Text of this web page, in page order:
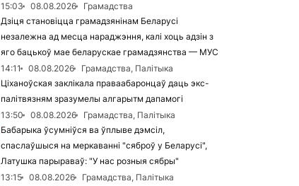
15:03
08.08.2026
Грамадства
Дзіця становіцца грамадзянінам Беларусі
незалежна ад месца нараджэння, калі хоць адзін з
яго бацькоў мае беларускае грамадзянства — МУС
14:11
08.08.2026
Грамадства, Палітыка
Ціханоўская заклікала праваабаронцаў даць экс-
палітвязням зразумелы алгарытм дапамогі
13:50
08.08.2026
Грамадства, Палітыка
Бабарыка ўсумніўся ва ўплыве дэмсіл,
спаслаўшыся на меркаванні "сяброў у Беларусі",
Латушка парыраваў: "У нас розныя сябры"
13:15
08.08.2026
Грамадства, Палітыка